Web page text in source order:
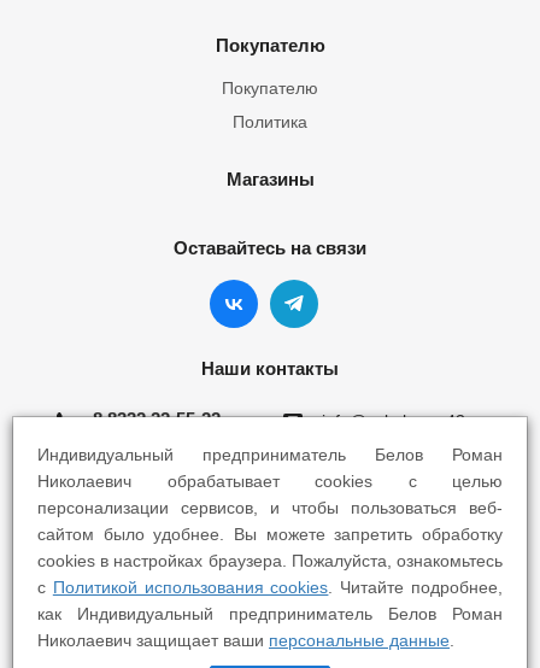
Покупателю
Покупателю
Политика
Магазины
Оставайтесь на связи
Наши контакты
8 8332 22-55-22 info@yokohama43.ru
Киров, ул. Ломоносова 5Б
Киров, ул. Профсоюзная 7А
2025 © Yokohama Киров - Шины Диски Сервис
Индивидуальный предприниматель Белов Роман
Николаевич обрабатывает cookies с целью
персонализации сервисов, и чтобы пользоваться веб-
сайтом было удобнее. Вы можете запретить обработку
cookies в настройках браузера. Пожалуйста, ознакомьтесь
с Политикой использования cookies . Читайте подробнее,
как Индивидуальный предприниматель Белов Роман
Николаевич защищает ваши персональные данные